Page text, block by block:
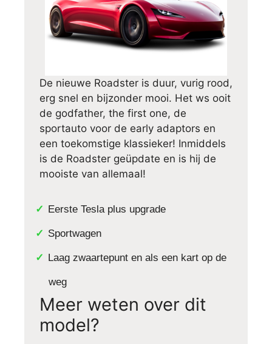
De nieuwe Roadster is duur, vurig rood,
erg snel en bijzonder mooi. Het ws ooit
de godfather, the first one, de
sportauto voor de early adaptors en
een toekomstige klassieker! Inmiddels
is de Roadster geüpdate en is hij de
mooiste van allemaal!
Eerste Tesla plus upgrade
Sportwagen
Laag zwaartepunt en als een kart op de
weg
Meer weten over dit
model?